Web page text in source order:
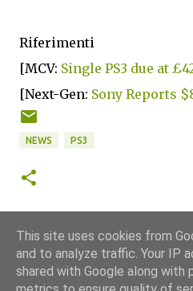
Riferimenti
[MCV: Single PS3 due at
[Next-Gen: Sony Reports
NEWS PS3
This site uses cookies from
and to analyze traffic. Your IP
shared with Google along with